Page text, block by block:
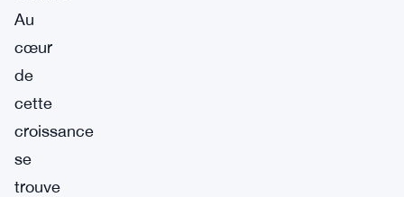
Au
cœur
de
cette
croissance
se
trouve